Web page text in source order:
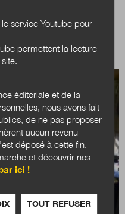
service Youtube pour
permettent la lecture
éditoriale et de la
nous avons fait
de ne pas proposer
aucun revenu
déposé à cette fin.
et découvrir nos
ici !
TOUT REFUSER